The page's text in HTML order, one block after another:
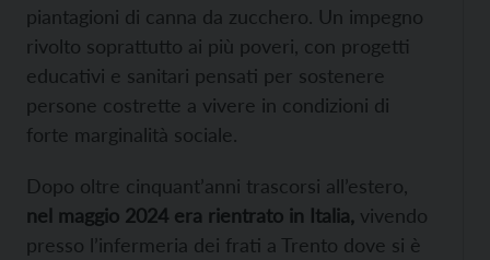
piantagioni di canna da zucchero. Un impegno
rivolto soprattutto ai più poveri, con progetti
educativi e sanitari pensati per sostenere
persone costrette a vivere in condizioni di
forte marginalità sociale.
Dopo oltre cinquant’anni trascorsi all’estero,
nel maggio 2024 era rientrato in Italia, vivendo
presso l’infermeria dei frati a Trento dove si è